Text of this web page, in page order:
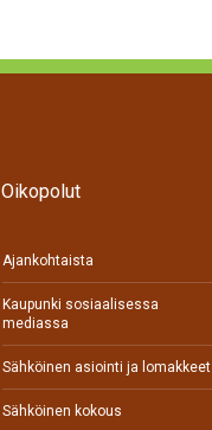
Oikopolut
Ajankohtaista
Kaupunki sosiaalisessa
mediassa
Sähköinen asiointi ja lomakkeet
Sähköinen kokous